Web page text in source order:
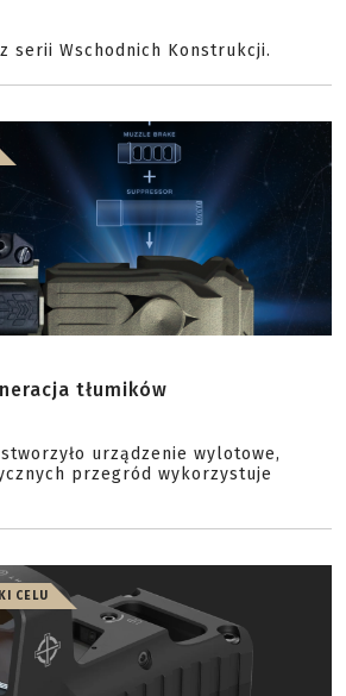
serii Wschodnich Konstrukcji.
tłumików
urządzenie wylotowe,
przegród wykorzystuje
CELU